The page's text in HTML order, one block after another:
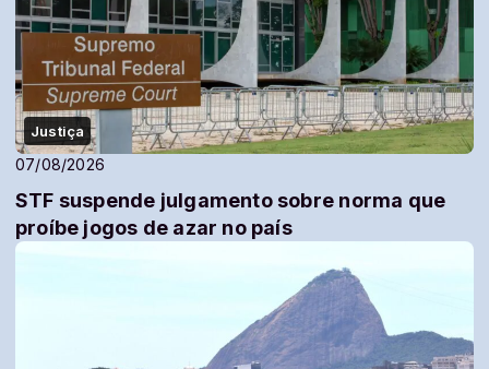
Justiça
07/08/2026
STF suspende julgamento sobre norma que
proíbe jogos de azar no país